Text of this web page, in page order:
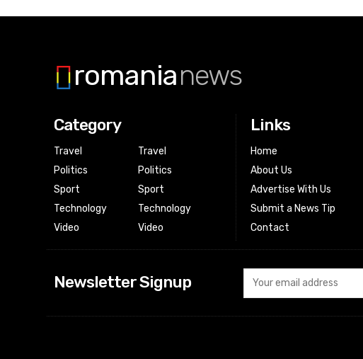
romanianews
Category
Travel
Politics
Sport
Technology
Video
Travel
Politics
Sport
Technology
Video
Links
Home
About Us
Advertise With Us
Submit a News Tip
Contact
Newsletter Signup